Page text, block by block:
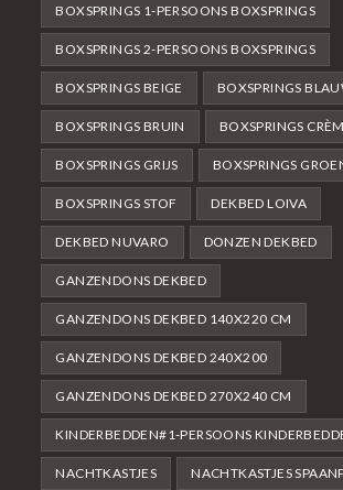
BOXSPRINGS 1-PERSOONS BOXSPRINGS
BOXSPRINGS 2-PERSOONS BOXSPRINGS
BOXSPRINGS BEIGE BOXSPRINGS
BOXSPRINGS BRUIN BOXSPRINGS
BOXSPRINGS GRIJS BOXSPRINGS
BOXSPRINGS STOF DEKBED LOIVA
DEKBED NUVARO DONZEN DEKBED
GANZENDONS DEKBED
GANZENDONS DEKBED 140X220 CM
GANZENDONS DEKBED 240X200
GANZENDONS DEKBED 270X240 CM
KINDERBEDDEN#1-PERSOONS
NACHTKASTJES NACHTKASTJES